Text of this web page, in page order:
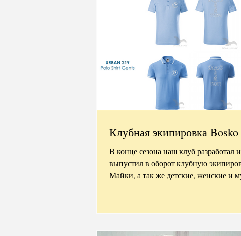
Клубная экипировка Bosko
В конце сезона наш клуб разработал и
выпустил в оборот клубную
Майки, а так же детские, женские и мужские